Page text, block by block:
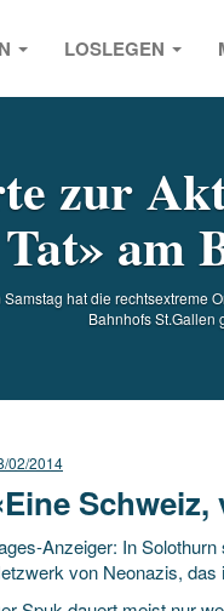
LOSLEGEN
zur
am
Samstag hat die
Bahnhofs St.Gallen
02/2014
Anzeiger: In
von Neonazis,